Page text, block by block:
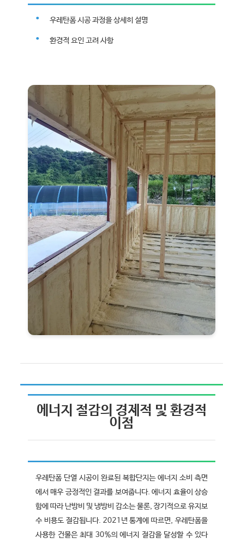
우레탄폼 시공 과정을 상세히 설명
환경적 요인 고려 사항
에너지 절감의 경제적 및 환경적
이점
우레탄폼 단열 시공이 완료된 복합단지는 에너지 소비 측면
에서 매우 긍정적인 결과를 보여줍니다. 에너지 효율이 상승
함에 따라 난방비 및 냉방비 감소는 물론, 장기적으로 유지보
수 비용도 절감됩니다. 2021년 통계에 따르면, 우레탄폼을
사용한 건물은 최대 30%의 에너지 절감을 달성할 수 있다